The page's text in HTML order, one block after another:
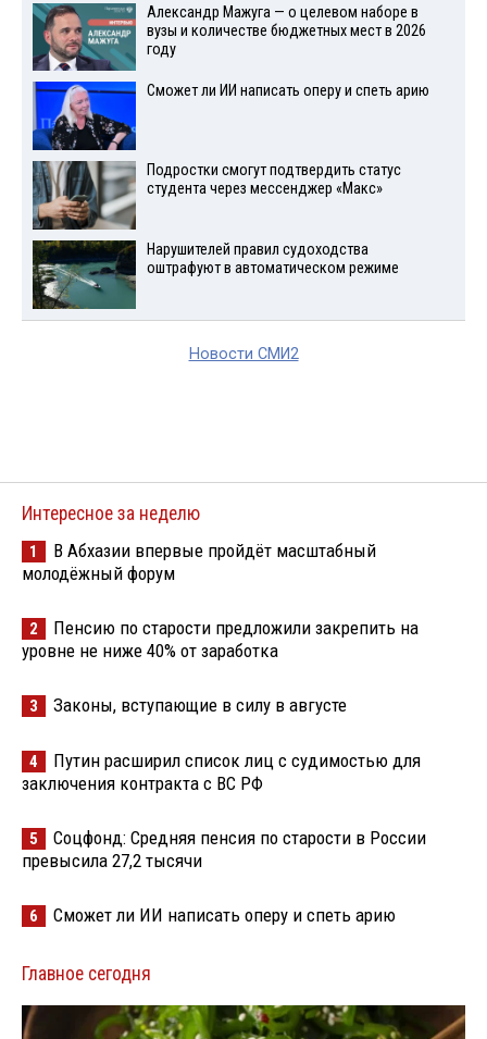
Александр Мажуга — о целевом наборе в
вузы и количестве бюджетных мест в 2026
году
Сможет ли ИИ написать оперу и спеть арию
Подростки смогут подтвердить статус
студента через мессенджер «Макс»
Нарушителей правил судоходства
оштрафуют в автоматическом режиме
Новости СМИ2
Интересное за неделю
1
В Абхазии впервые пройдёт масштабный
молодёжный форум
2
Пенсию по старости предложили закрепить на
уровне не ниже 40% от заработка
3 Законы, вступающие в силу в августе
4
Путин расширил список лиц с судимостью для
заключения контракта с ВС РФ
5
Соцфонд: Средняя пенсия по старости в России
превысила 27,2 тысячи
6 Сможет ли ИИ написать оперу и спеть арию
Главное сегодня